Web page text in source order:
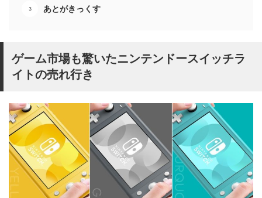
あとがきっくす
ゲーム市場も驚いたニンテンドースイッチラ
イトの売れ行き